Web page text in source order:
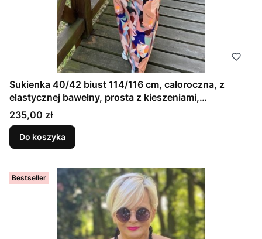
Sukienka 40/42 biust 114/116 cm, całoroczna, z
elastycznej bawełny, prosta z kieszeniami,
PASTELOWA, BEŻOWA, MODERN
Cena
235,00 zł
Do koszyka
Bestseller